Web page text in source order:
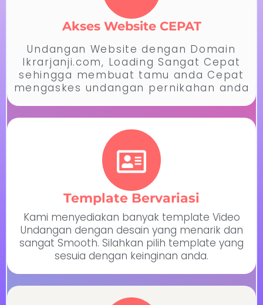
Akses Website CEPAT
Undangan Website dengan Domain
Ikrarjanji.com, Loading Sangat Cepat
sehingga membuat tamu anda Cepat
mengaskes undangan pernikahan anda
Template Bervariasi
Kami menyediakan banyak template Video
Undangan dengan desain yang menarik dan
sangat Smooth. Silahkan pilih template yang
sesuia dengan keinginan anda.